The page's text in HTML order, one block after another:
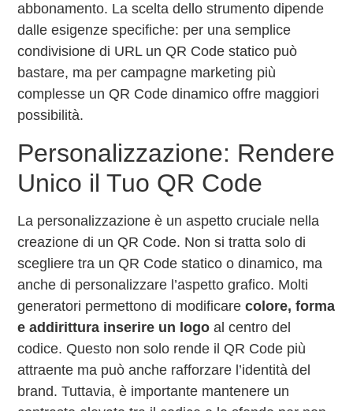
abbonamento. La scelta dello strumento dipende
dalle esigenze specifiche: per una semplice
condivisione di URL un QR Code statico può
bastare, ma per campagne marketing più
complesse un QR Code dinamico offre maggiori
possibilità.
Personalizzazione: Rendere
Unico il Tuo QR Code
La personalizzazione è un aspetto cruciale nella
creazione di un QR Code. Non si tratta solo di
scegliere tra un QR Code statico o dinamico, ma
anche di personalizzare l’aspetto grafico. Molti
generatori permettono di modificarecolore, forma
e addirittura inserire un logo al centro del
codice. Questo non solo rende il QR Code più
attraente ma può anche rafforzare l’identità del
brand. Tuttavia, è importante mantenere un